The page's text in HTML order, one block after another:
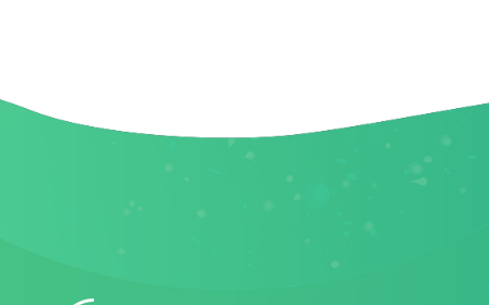
成美暖情少女 海南新动